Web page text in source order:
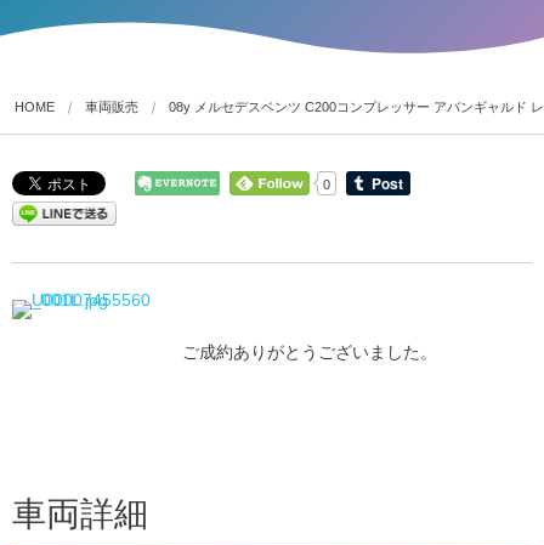
HOME 車両販売 08y メルセデスベンツ C200コンプレッサー アバンギャルド
0
ご成約ありがとうございました。
車両詳細